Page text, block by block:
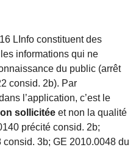
LInfo constituent des
informations qui ne
du public (arrêt
consid. 2b). Par
l’application, c’est le
sollicitée et non la qualité
précité consid. 2b;
3b; GE 2010.0048 du